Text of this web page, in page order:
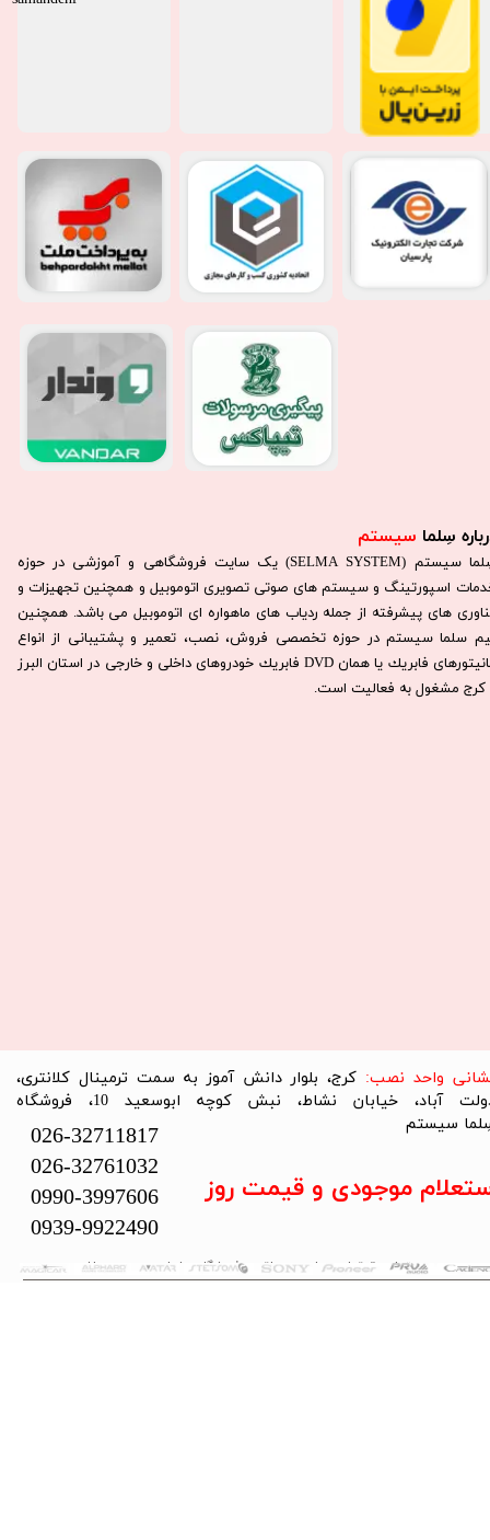
سِلما سیستم​​​​​​​
سِلما سيستم (SELMA SYSTEM) یک سایت فروشگاهی و آموزشی در حوزه
اسپورتینگ و سیستم های صوتی تصویری اتوموبیل و همچنین تجهیزات و
های پیشرفته از جمله ردیاب های ماهواره ای اتوموبیل می باشد. همچنين
سلما سيستم در حوزه تخصصی فروش، نصب، تعمير و پشتيبانی از انواع
مانيتورهای فابريك يا همان DVD فابريك خودروهای داخلی و خارجی در استان البرز
كرج مشغول به فعاليت است.​​​​​​​
تمام حقوق این سایت متعلق به فروشگاه سلما سیستم می‌باشد.
واحد نصب: کرج، بلوار دانش آموز به سمت ترمینال کلانتری،
دولت آباد، خیابان نشاط، نبش کوچه ابوسعید 10، فروشگاه
سیستم​​​​​​​
026-32711817
026-32761032
0990-3997606
0939-9922490
موجودی و قیمت روز